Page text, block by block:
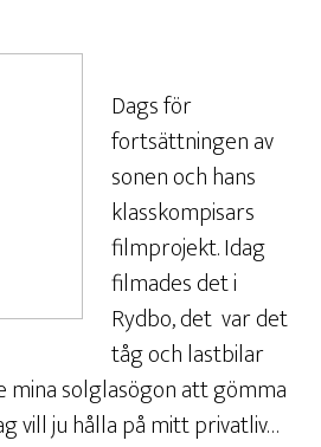
Dags för
fortsättningen av
sonen och hans
klasskompisars
filmprojekt. Idag
filmades det i
Rydbo, det var det
tåg och lastbilar
mina solglasögon att gömma
vill ju hålla på mitt privatliv…